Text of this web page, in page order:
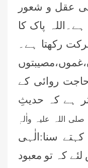
عقل و شعور
پاک کا
رکھتا ہے۔
روائی کے
ہے کہ حدیثِ
صلی اللہ علیہ واٰلہٖ
سنا:الٰہی
کہ تو معبود